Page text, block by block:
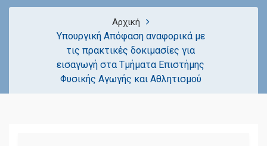
Αρχική
Υπουργική Απόφαση αναφορικά με
τις πρακτικές δοκιμασίες για
εισαγωγή στα Τμήματα Επιστήμης
Φυσικής Αγωγής και Αθλητισμού